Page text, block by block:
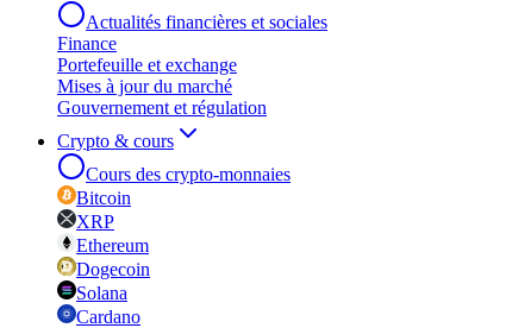
Actualités financières et sociales
Finance
Portefeuille et exchange
Mises à jour du marché
Gouvernement et régulation
Crypto & cours
Cours des crypto-monnaies
Bitcoin
XRP
Ethereum
Dogecoin
Solana
Cardano